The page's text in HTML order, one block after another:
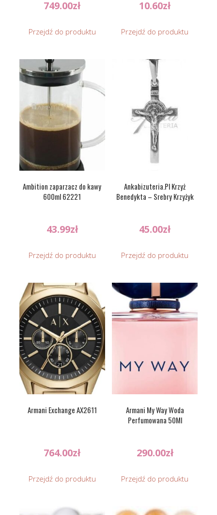
749.00zł
Przejdź do produktu
10.60zł
Przejdź do produktu
Ambition zaparzacz do kawy
600ml 62221
43.99zł
Przejdź do produktu
Ankabizuteria.Pl Krzyż
Benedykta – Srebry Krzyżyk
45.00zł
Przejdź do produktu
Armani Exchange AX2611
764.00zł
Przejdź do produktu
Armani My Way Woda
Perfumowana 50Ml
290.00zł
Przejdź do produktu